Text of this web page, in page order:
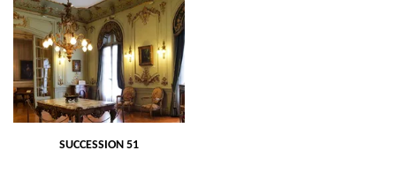
SUCCESSION 51